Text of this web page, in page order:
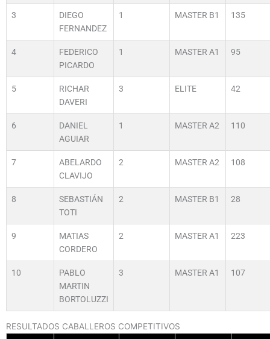
3
DIEGO
FERNANDEZ
1 MASTER B1 135
4
FEDERICO
PICARDO
1 MASTER A1 95
5
RICHAR
DAVERI
3 ELITE 42
6
DANIEL
AGUIAR
1 MASTER A2 110
7
ABELARDO
CLAVIJO
2 MASTER A2 108
8
SEBASTIÁN
TOTI
2 MASTER B1 28
9
MATIAS
CORDERO
2 MASTER A1 223
10
PABLO
MARTIN
BORTOLUZZI
3 MASTER A1 107
RESULTADOS CABALLEROS COMPETITIVOS